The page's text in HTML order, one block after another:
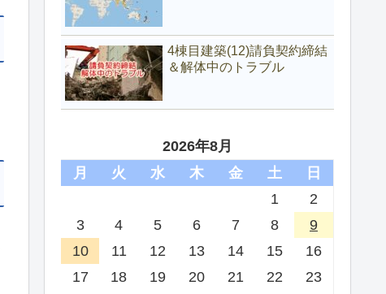
4棟目建築(12)請負契約締結
＆解体中のトラブル
2026年8月
月
火 水 木 金 土
日
1
2
3
4 5 6 7 8
9
10
11 12 13 14 15
16
17
18 19 20 21 22
23